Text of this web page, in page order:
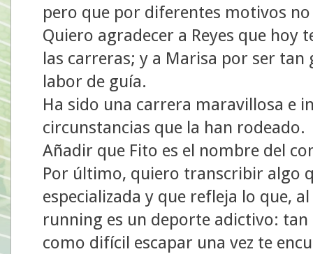
pero que por diferentes motivos
Quiero agradecer a Reyes que hoy
las carreras; y a Marisa por ser tan
labor de guía.
Ha sido una carrera maravillosa e
circunstancias que la han rodeado.
Añadir que Fito es el nombre del
Por último, quiero transcribir algo
especializada y que refleja lo que,
running es un deporte adictivo: tan
como difícil escapar una vez te